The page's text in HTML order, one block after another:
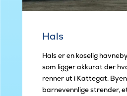
Hals
Hals er en koselig
som ligger akkurat der
renner ut i Kattegat.
barnevennlige strender,